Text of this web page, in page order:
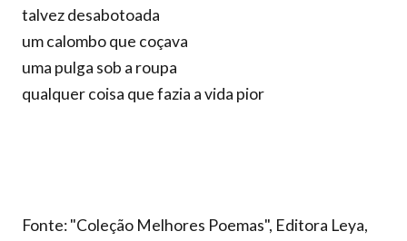
talvez desabotoada
um calombo que coçava
uma pulga sob a roupa
qualquer coisa que fazia a vida pior
Fonte: "Coleção Melhores Poemas", Editora Leya,